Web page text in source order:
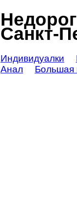
Санкт-
Индивидуалки
Анал
Большая